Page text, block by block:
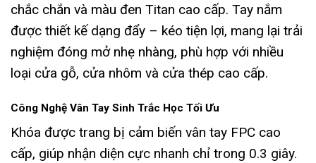
chắc chắn và màu đen Titan cao cấp. Tay nắm
được thiết kế dạng đẩy – kéo tiện lợi, mang lại trải
nghiệm đóng mở nhẹ nhàng, phù hợp với nhiều
loại cửa gỗ, cửa nhôm và cửa thép cao cấp.
Công Nghệ Vân Tay Sinh Trắc Học Tối Ưu
Khóa được trang bị cảm biến vân tay FPC cao
cấp, giúp nhận diện cực nhanh chỉ trong 0.3 giây.